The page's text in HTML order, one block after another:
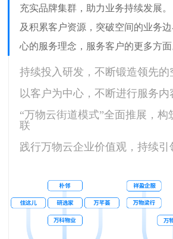
充实品牌集群，助力业务持续发展
及积累客户资源，突破空间的业务
心的服务理念，服务客户的更多方面
持续投入研发，不断锻造领先的
以客户为中心，不断进行服务内
“万物云街道模式”全面推展，构
联
践行万物云企业价值观，持续引